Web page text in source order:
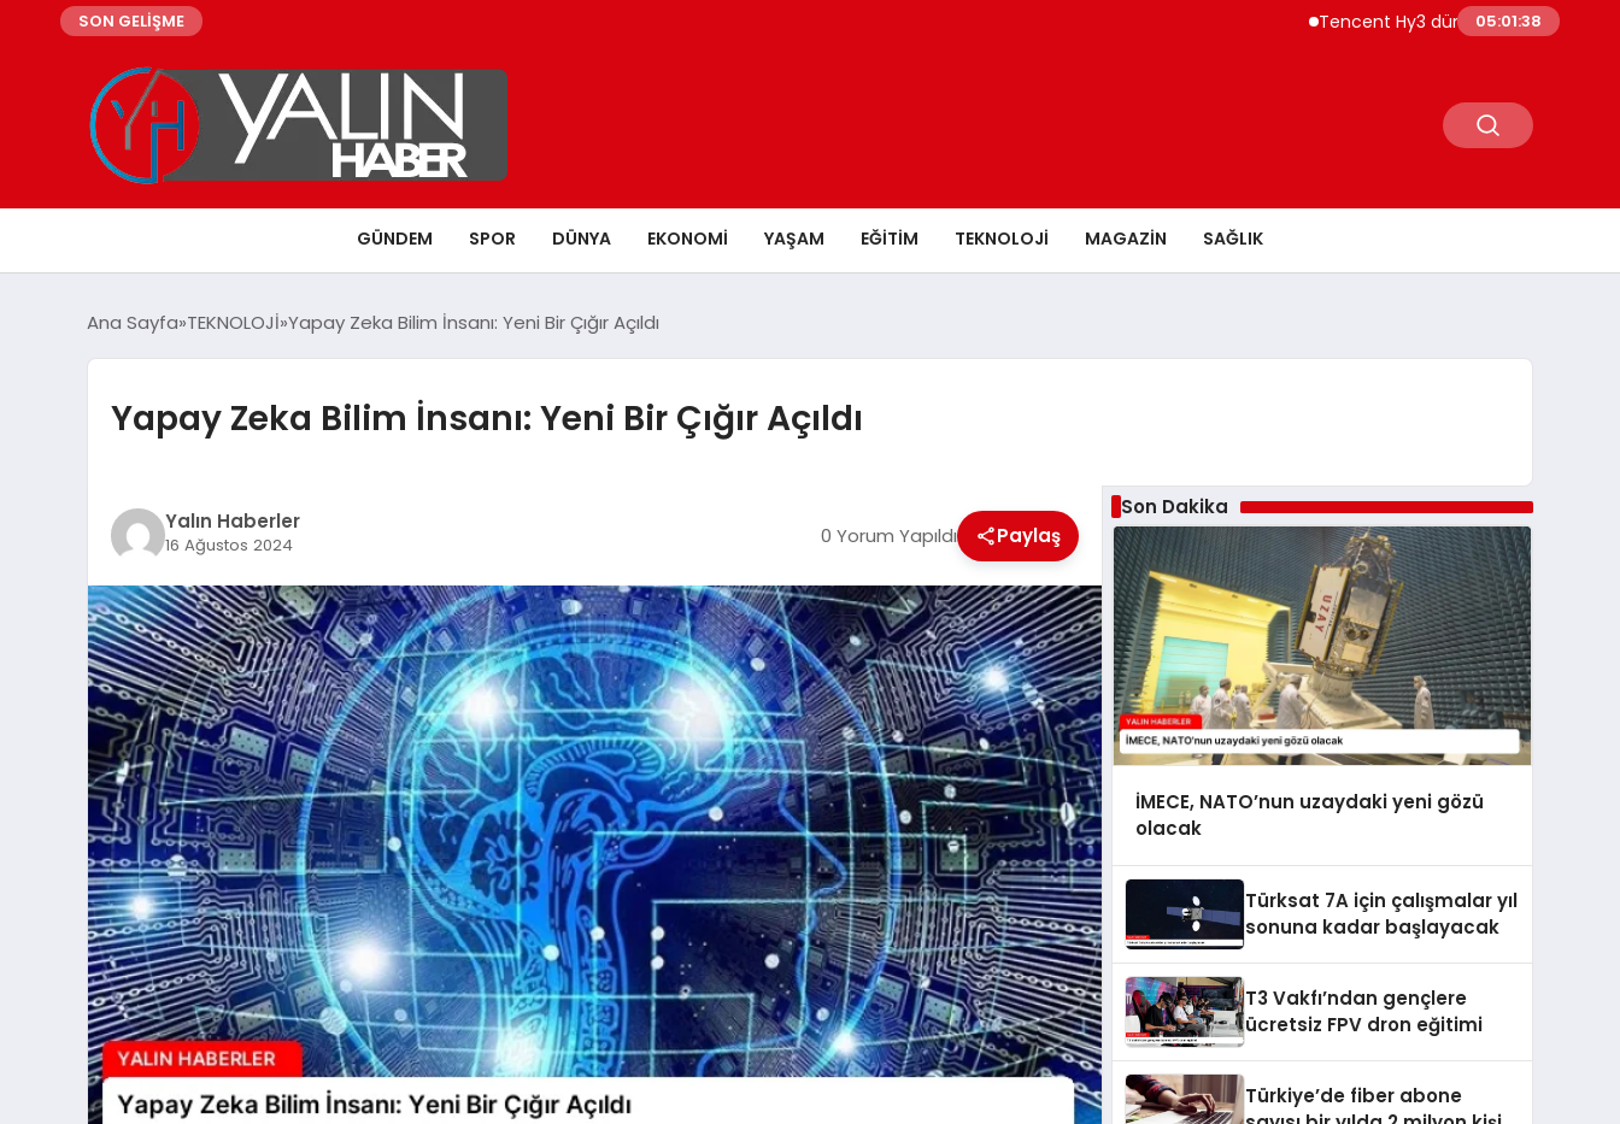
SON GELİŞME Tencent Hy3 dünya genelinde kullanıma
05:01:39
GÜNDEM SPOR DÜNYA EKONOMİ YAŞAM EĞİTİM TEKNOLOJİ MAGAZİN SAĞLIK
Ana Sayfa TEKNOLOJİ Yapay Zeka Bilim İnsanı: Yeni Bir Çığır Açıldı
Yapay Zeka Bilim İnsanı: Yeni Bir Çığır Açıldı
Yalın Haberler
16 Ağustos 2024 0 Yorum Yapıldı Paylaş
Son Dakika
İMECE, NATO’nun uzaydaki yeni gözü
olacak
Türksat 7A için çalışmalar yıl
sonuna kadar başlayacak
T3 Vakfı’ndan gençlere
ücretsiz FPV dron eğitimi
Türkiye’de fiber abone